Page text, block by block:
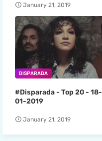
January 21, 2019
DISPARADA
#Disparada - Top 20 - 18-
01-2019
January 21, 2019